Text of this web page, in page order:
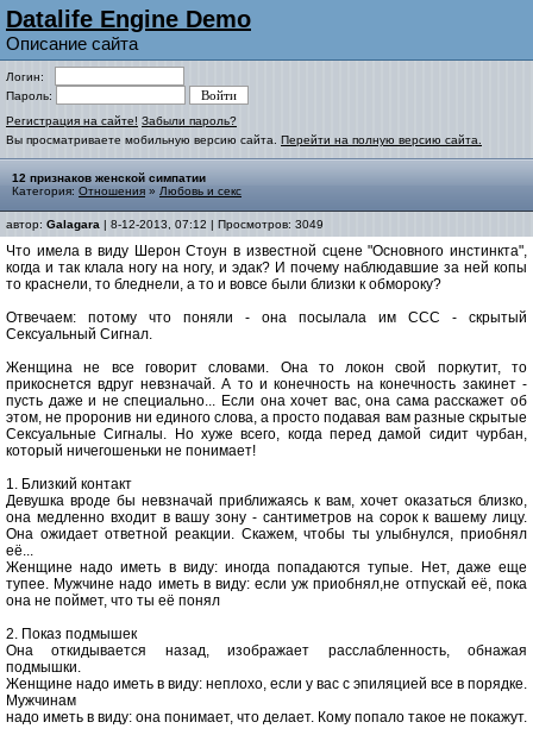
Datalife Engine Demo
Описание сайта
Логин:
Пароль:
Регистрация на сайте! Забыли пароль?
Вы просматриваете мобильную версию сайта. Перейти на полную версию сайта.
12 признаков женской симпатии
Категория: Отношения » Любовь и секс
автор: Galagara | 8-12-2013, 07:12 | Просмотров: 3049
Что имела в виду Шерон Стоун в известной сцене "Основного инстинкта",
когда и так клала ногу на ногу, и эдак? И почему наблюдавшие за ней копы
то краснели, то бледнели, а то и вовсе были близки к обмороку?
Отвечаем: потому что поняли - она посылала им ССС - скрытый
Сексуальный Сигнал.
Женщина не все говорит словами. Она то локон свой поркутит, то
прикоснется вдруг невзначай. А то и конечность на конечность закинет -
пусть даже и не специально... Если она хочет вас, она сама расскажет об
этом, не проронив ни единого слова, а просто подавая вам разные скрытые
Сексуальные Сигналы. Но хуже всего, когда перед дамой сидит чурбан,
который ничегошеньки не понимает!
1. Близкий контакт
Девушка вроде бы невзначай приближаясь к вам, хочет оказаться близко,
она медленно входит в вашу зону - сантиметров на сорок к вашему лицу.
Она ожидает ответной реакции. Скажем, чтобы ты улыбнулся, приобнял
её...
Женщине надо иметь в виду: иногда попадаются тупые. Нет, даже еще
тупее. Мужчине надо иметь в виду: если уж приобнял,не отпускай её, пока
она не поймет, что ты её понял
2. Показ подмышек
Она откидывается назад, изображает расслабленность, обнажая
подмышки.
Женщине надо иметь в виду: неплохо, если у вас с эпиляцией все в порядке.
Мужчинам
надо иметь в виду: она понимает, что делает. Кому попало такое не покажут.